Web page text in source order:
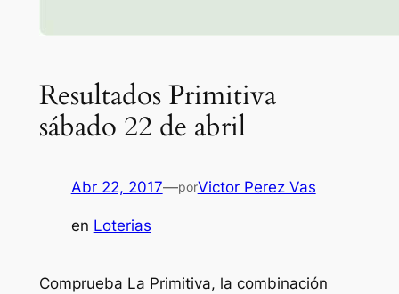
Resultados Primitiva
sábado 22 de abril
Abr 22, 2017—porVictor Perez Vas
en Loterias
Comprueba La Primitiva, la combinación